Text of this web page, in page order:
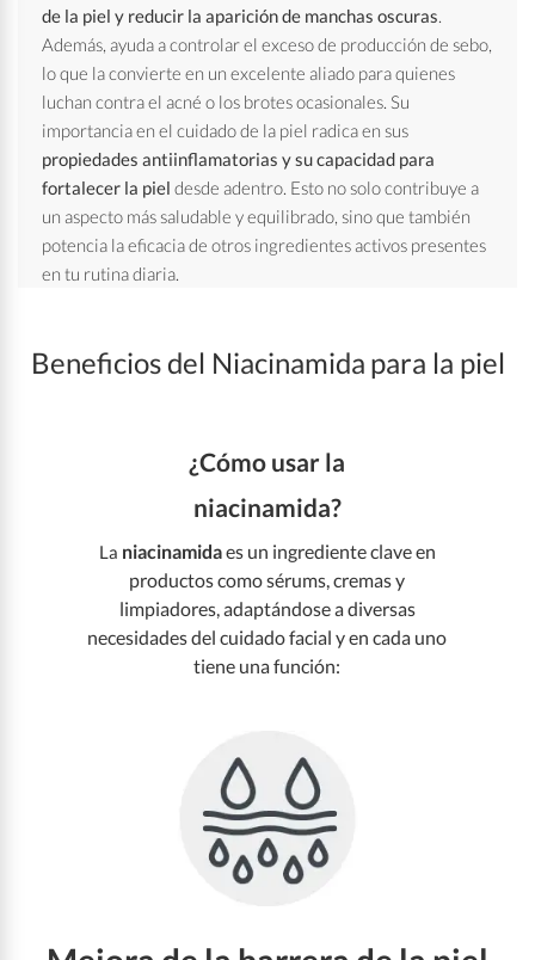
de la piel y reducir la aparición de manchas oscuras.
Además, ayuda a controlar el exceso de producción de sebo,
lo que la convierte en un excelente aliado para quienes
luchan contra el acné o los brotes ocasionales. Su
importancia en el cuidado de la piel radica en sus
propiedades antiinflamatorias y su capacidad para
fortalecer la piel desde adentro. Esto no solo contribuye a
un aspecto más saludable y equilibrado, sino que también
potencia la eficacia de otros ingredientes activos presentes
en tu rutina diaria.
Beneficios del Niacinamida para la piel
¿Cómo usar la
niacinamida?
La niacinamidaes un ingrediente clave en
productos como sérums, cremas y
limpiadores, adaptándose a diversas
necesidades del cuidado facial y en cada uno
tiene una función: